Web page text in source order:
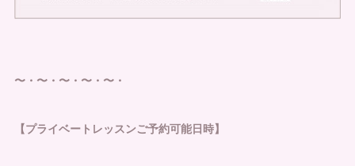
〜・〜・〜・〜・〜・
【プライベートレッスンご予約可能日時】